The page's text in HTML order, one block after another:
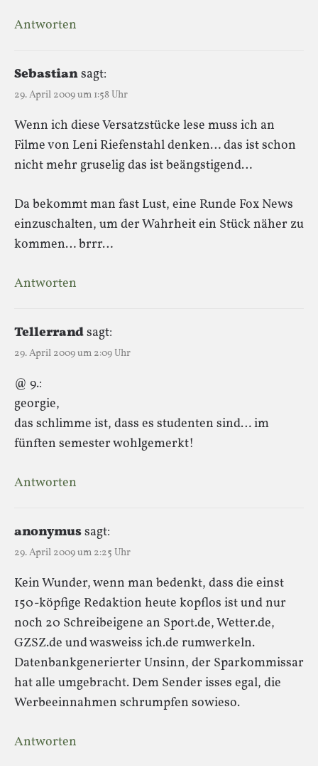
Antworten
Sebastiansagt:
29. April 2009 um 1:58 Uhr
Wenn ich diese Versatzstücke lese muss ich an
Filme von Leni Riefenstahl denken… das ist schon
nicht mehr gruselig das ist beängstigend…
Da bekommt man fast Lust, eine Runde Fox News
einzuschalten, um der Wahrheit ein Stück näher zu
kommen… brrr…
Antworten
Tellerrandsagt:
29. April 2009 um 2:09 Uhr
@ 9.:
georgie,
das schlimme ist, dass es studenten sind… im
fünften semester wohlgemerkt!
Antworten
anonymussagt:
29. April 2009 um 2:25 Uhr
Kein Wunder, wenn man bedenkt, dass die einst
150-köpfige Redaktion heute kopflos ist und nur
noch 20 Schreibeigene an Sport.de, Wetter.de,
GZSZ.de und wasweiss ich.de rumwerkeln.
Datenbankgenerierter Unsinn, der Sparkommissar
hat alle umgebracht. Dem Sender isses egal, die
Werbeeinnahmen schrumpfen sowieso.
Antworten